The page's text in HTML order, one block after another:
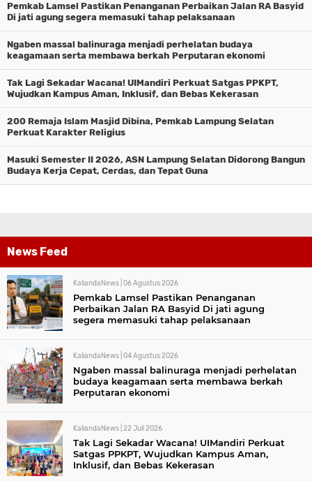
Pemkab Lamsel Pastikan Penanganan Perbaikan Jalan RA Basyid
Di jati agung segera memasuki tahap pelaksanaan
Ngaben massal balinuraga menjadi perhelatan budaya
keagamaan serta membawa berkah Perputaran ekonomi
Tak Lagi Sekadar Wacana! UIMandiri Perkuat Satgas PPKPT,
Wujudkan Kampus Aman, Inklusif, dan Bebas Kekerasan
200 Remaja Islam Masjid Dibina, Pemkab Lampung Selatan
Perkuat Karakter Religius
Masuki Semester II 2026, ASN Lampung Selatan Didorong Bangun
Budaya Kerja Cepat, Cerdas, dan Tepat Guna
News Feed
KaliandaNews | 06 Agustus 2026
Pemkab Lamsel Pastikan Penanganan
Perbaikan Jalan RA Basyid Di jati agung
segera memasuki tahap pelaksanaan
KaliandaNews | 04 Agustus 2026
Ngaben massal balinuraga menjadi perhelatan
budaya keagamaan serta membawa berkah
Perputaran ekonomi
KaliandaNews | 22 Juli 2026
Tak Lagi Sekadar Wacana! UIMandiri Perkuat
Satgas PPKPT, Wujudkan Kampus Aman,
Inklusif, dan Bebas Kekerasan